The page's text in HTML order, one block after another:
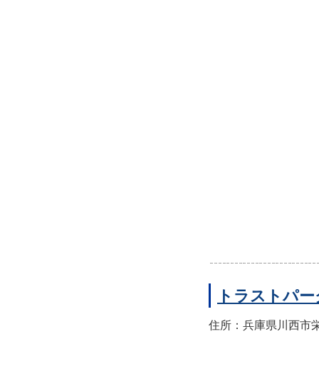
トラストパ
住所：兵庫県川西市